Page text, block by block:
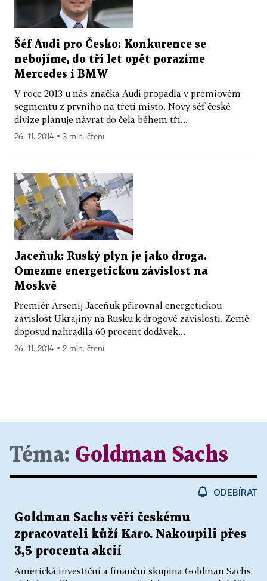
Šéf Audi pro Česko: Konkurence se
nebojíme, do tří let opět porazíme
Mercedes i BMW
V roce 2013 u nás značka Audi propadla v prémiovém
segmentu z prvního na třetí místo. Nový šéf české
divize plánuje návrat do čela během tří...
26. 11. 2014 ▪ 3 min. čtení
Jaceňuk: Ruský plyn je jako droga.
Omezme energetickou závislost na
Moskvě
Premiér Arsenij Jaceňuk přirovnal energetickou
závislost Ukrajiny na Rusku k drogové závislosti. Země
doposud nahradila 60 procent dodávek...
26. 11. 2014 ▪ 2 min. čtení
Téma: Goldman Sachs
ODEBÍRAT
Goldman Sachs věří českému
zpracovateli kůží Karo. Nakoupili přes
3,5 procenta akcií
Americká investiční a finanční skupina Goldman Sachs